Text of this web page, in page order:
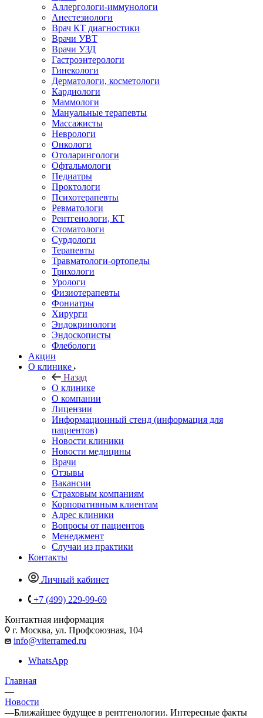
Аллергологи-иммунологи
Анестезиологи
Врач КТ диагностики
Врачи УВТ
Врачи УЗД
Гастроэнтерологи
Гинекологи
Дерматологи, косметологи
Кардиологи
Маммологи
Мануальные терапевты
Массажисты
Неврологи
Онкологи
Отоларингологи
Офтальмологи
Педиатры
Проктологи
Психотерапевты
Ревматологи
Рентгенологи, КТ
Стоматологи
Сурдологи
Терапевты
Травматологи-ортопеды
Трихологи
Урологи
Физиотерапевты
Фониатры
Хирурги
Эндокринологи
Эндоскописты
Флебологи
Акции
О клинике
Назад
О клинике
О компании
Лицензии
Информационный стенд (информация для
пациентов)
Новости клиники
Новости медицины
Врачи
Отзывы
Вакансии
Страховым компаниям
Корпоративным клиентам
Адрес клиники
Вопросы от пациентов
Менеджмент
Случаи из практики
Контакты
Личный кабинет
+7 (499) 229-99-69
Контактная информация
г. Москва, ул. Профсоюзная, 104
info@viterramed.ru
WhatsApp
Главная
—
Новости
—Ближайшее будущее в рентгенологии. Интересные факты